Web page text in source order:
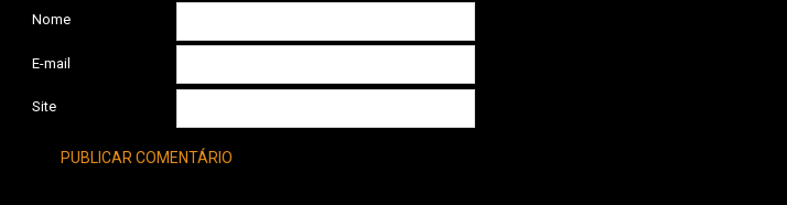
Nome
E-mail
Site